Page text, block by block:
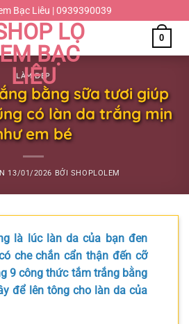
Bạc Liêu | 0939390039
0
LÀM ĐẸP
bằng sữa tươi giúp
có làn da trắng mịn
em bé
13/01/2026 BỞI SHOPLOLEM
là lúc làn da của bạn đen
che chắn cẩn thận đến cỡ
9 công thức tắm trắng bằng
để lên tông cho làn da của